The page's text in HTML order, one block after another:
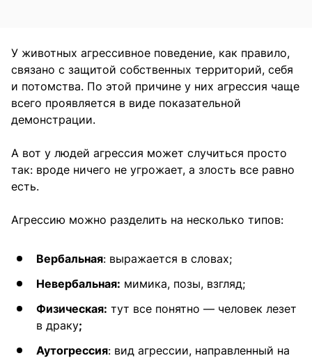
У животных агрессивное поведение, как правило,
связано с защитой собственных территорий, себя
и потомства. По этой причине у них агрессия чаще
всего проявляется в виде показательной
демонстрации.
А вот у людей агрессия может случиться просто
так: вроде ничего не угрожает, а злость все равно
есть.
Агрессию можно разделить на несколько типов:
Вербальная: выражается в словах;
Невербальная: мимика, позы, взгляд;
Физическая: тут все понятно — человек лезет
в драку;
Аутогрессия: вид агрессии, направленный на